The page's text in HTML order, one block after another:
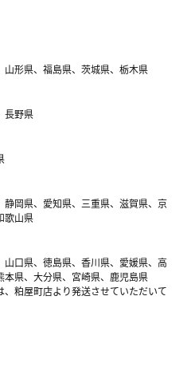
形県、福島県、茨城県、栃木県
長野県
岡県、愛知県、三重県、滋賀県、京
歌山県
口県、徳島県、香川県、愛媛県、高
県、大分県、宮崎県、鹿児島県
粕屋町店より発送させていただいて